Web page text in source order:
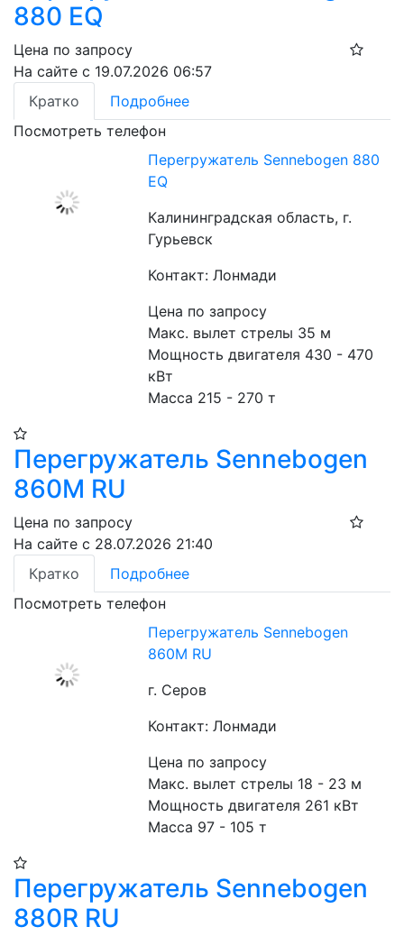
880 EQ
Цена по запросу
На сайте с 19.07.2026 06:57
Кратко
Подробнее
Посмотреть телефон
Перегружатель Sennebogen 880
EQ
Калининградская область, г.
Гурьевск
Контакт: Лонмади
Цена по запросу
Макс. вылет стрелы 35 м
Мощность двигателя 430 - 470
кВт
Масса 215 - 270 т
Перегружатель Sennebogen
860M RU
Цена по запросу
На сайте с 28.07.2026 21:40
Кратко
Подробнее
Посмотреть телефон
Перегружатель Sennebogen
860M RU
г. Серов
Контакт: Лонмади
Цена по запросу
Макс. вылет стрелы 18 - 23 м
Мощность двигателя 261 кВт
Масса 97 - 105 т
Перегружатель Sennebogen
880R RU